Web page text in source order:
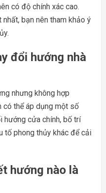
có độ chính xác cao.
bạn nên tham khảo ý
đổi hướng nhà
nhưng không hợp
có thể áp dụng một số
hướng cửa chính, bố trí
tố phong thủy khác để cải
hướng nào là